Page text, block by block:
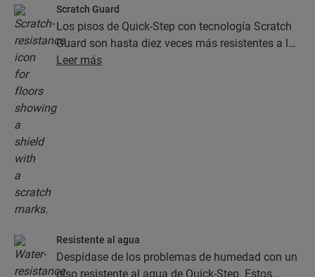
Scratch Guard
Los pisos de Quick-Step con tecnología Scratch
Guard son hasta diez veces más resistentes a las
rayaduras que los pisos sin este tipo de acabado.
Leer más
Resistente al agua
Despídase de los problemas de humedad con un
piso resistente al agua de Quick-Step. Estos